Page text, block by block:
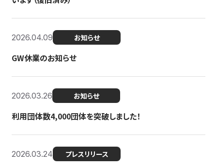
2026.04.09 お知らせ
GW休業のお知らせ
2026.03.26 お知らせ
利用団体数4,000団体を突破しました！
2026.03.24 プレスリリース